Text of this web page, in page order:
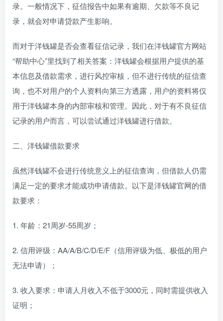
录。一般情况下，征信报告中如果有逾期、欠款等不良记
录，就会对申请贷款产生影响。
而对于洋钱罐是否会查看征信记录，我们在洋钱罐官方网站
“帮助中心”里找到了相关答案：洋钱罐会根据用户提供的基
本信息及借款需求，进行风控审核，但不进行传统的征信查
询，也不对用户的个人资料向第三方透露，用户的资料将仅
用于洋钱罐本身的内部审核和管理。因此，对于有不良征信
记录的用户而言，可以尝试通过洋钱罐进行借款。
二、洋钱罐借款要求
虽然洋钱罐不会进行传统意义上的征信查询，但借款人仍需
满足一定的要求才能成功申请借款。以下是洋钱罐官网的借
款要求：
1. 年龄：21周岁-55周岁；
2. 信用评级：AA/A/B/C/D/E/F（信用评级为低、极低的用户
无法申请）；
3. 收入要求：申请人月收入不低于3000元，同时需提供收入
证明；